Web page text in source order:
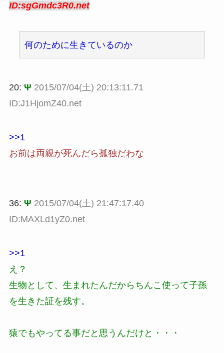
ID:sgGmdc3R0.net
何のために生きているのか
20: Ψ 2015/07/04(土) 20:13:11.71
ID:J1HjomZ40.net
>>1
お前は両親が死んだら孤独だわな
36: Ψ 2015/07/04(土) 21:47:17.40
ID:MAXLd1yZ0.net
>>1
え？
生物として、生まれたんだからちんこ使って子孫
を生きた証を残す。
猿でもやってる事だと思うんだけと・・・